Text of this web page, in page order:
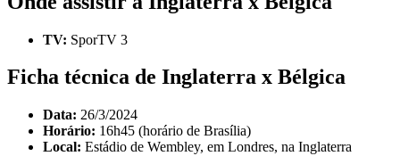
TV: SporTV 3
Ficha técnica de Inglaterra x Bélgica
Data: 26/3/2024
Horário: 16h45 (horário de Brasília)
Local: Estádio de Wembley, em Londres, na Inglaterra